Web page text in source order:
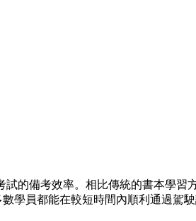
的備考效率。相比傳統的書本學習
學員都能在較短時間內順利通過駕駛